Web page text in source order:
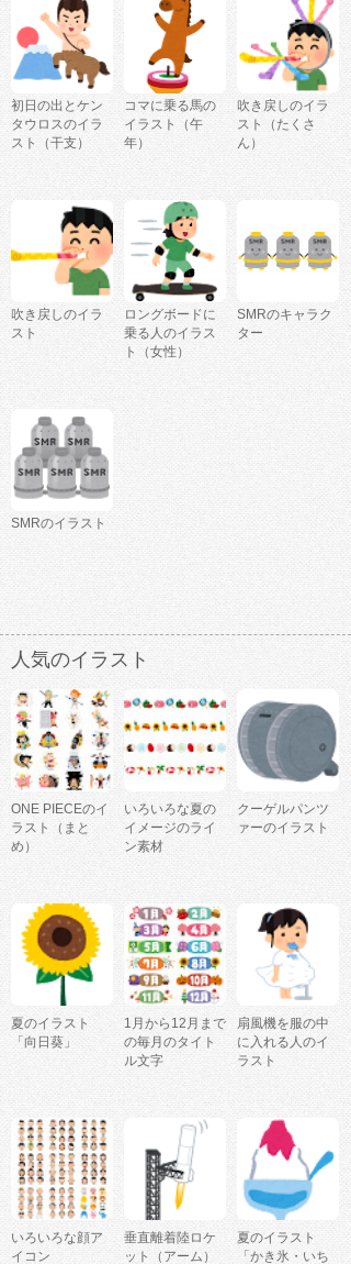
初日の出とケン
タウロスのイラ
スト（干支）
コマに乗る馬の
イラスト（午
年）
吹き戻しのイラ
スト（たくさ
ん）
吹き戻しのイラ
スト
ロングボードに
乗る人のイラス
ト（女性）
SMRのキャラク
ター
SMRのイラスト
人気のイラスト
ONE PIECEのイ
ラスト（まと
め）
いろいろな夏の
イメージのライ
ン素材
クーゲルパンツ
ァーのイラスト
夏のイラスト
「向日葵」
1月から12月まで
の毎月のタイト
ル文字
扇風機を服の中
に入れる人のイ
ラスト
いろいろな顔ア
イコン
垂直離着陸ロケ
ット（アーム）
夏のイラスト
「かき氷・いち